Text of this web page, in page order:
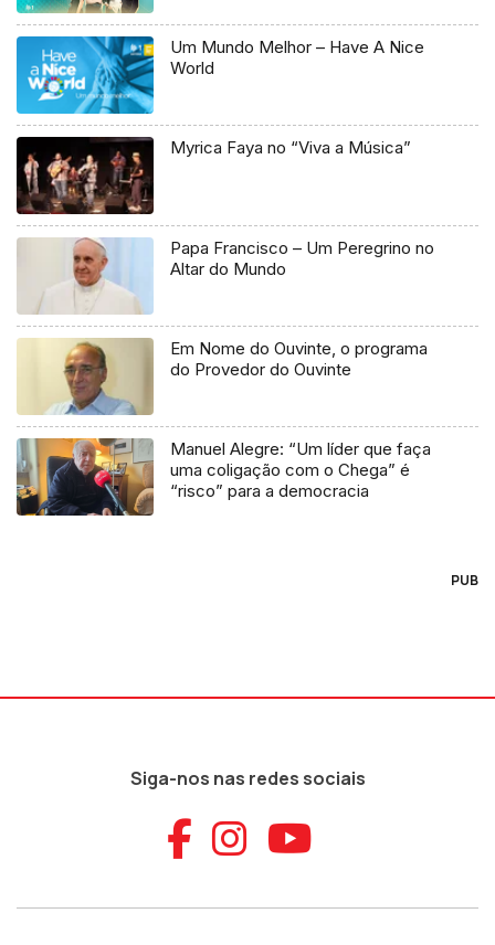
Um Mundo Melhor – Have A Nice
World
Myrica Faya no “Viva a Música”
Papa Francisco – Um Peregrino no
Altar do Mundo
Em Nome do Ouvinte, o programa
do Provedor do Ouvinte
Manuel Alegre: “Um líder que faça
uma coligação com o Chega” é
“risco” para a democracia
PUB
Siga-nos nas redes sociais
Aceder ao
Aceder ao
Aceder